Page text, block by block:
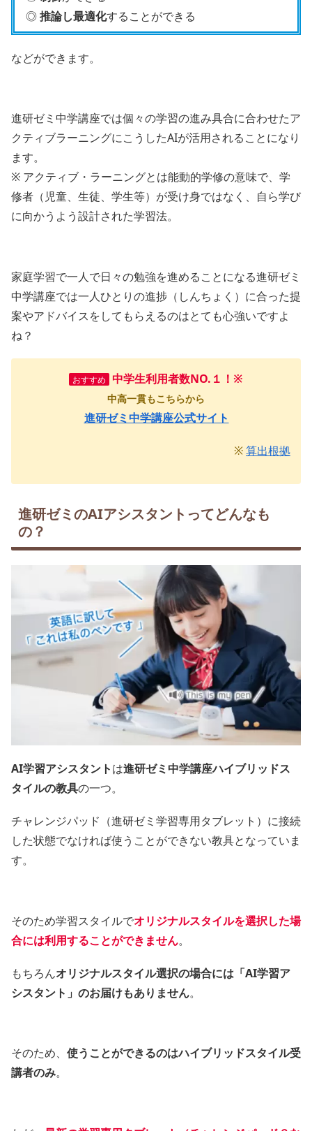
◎推論し最適化することができる
などができます。
進研ゼミ中学講座では個々の学習の進み具合に合わせたア
クティブラーニングにこうしたAIが活用されることになり
ます。
※ アクティブ・ラーニングとは能動的学修の意味で、学
修者（児童、生徒、学生等）が受け身ではなく、自ら学び
に向かうよう設計された学習法。
家庭学習で一人で日々の勉強を進めることになる進研ゼミ
中学講座では一人ひとりの進捗（しんちょく）に合った提
案やアドバイスをしてもらえるのはとても心強いですよ
ね？
おすすめ 中学生利用者数NO.１！ ※
中高一貫もこちらから
進研ゼミ中学講座公式サイト
※算出根拠
進研ゼミのAIアシスタントってどんなも
の？
AI学習アシスタントは進研ゼミ中学講座ハイブリッドス
タイルの教具の一つ。
チャレンジパッド（進研ゼミ学習専用タブレット）に接続
した状態でなければ使うことができない教具となっていま
す。
そのため学習スタイルでオリジナルスタイルを選択した場
合には利用することができません。
もちろんオリジナルスタイル選択の場合には「AI学習ア
シスタント」のお届けもありません。
そのため、 使うことができるのはハイブリッドスタイル受
講者のみ。